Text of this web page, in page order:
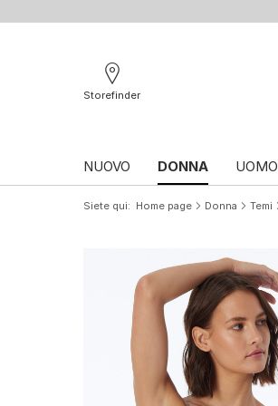
Storefinder
NUOVO DONNA UOMO
Siete qui Home page Donna Temi